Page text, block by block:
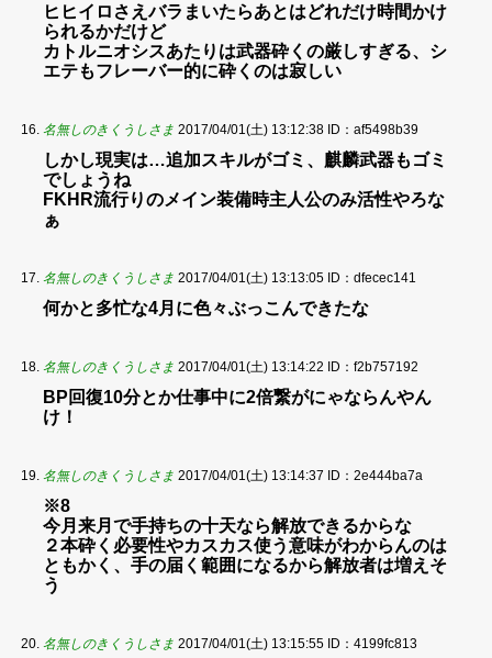
ヒヒイロさえバラまいたらあとはどれだけ時間かけ
られるかだけど
カトルニオシスあたりは武器砕くの厳しすぎる、シ
エテもフレーバー的に砕くのは寂しい
名無しのきくうしさま 2017/04/01(土) 13:12:38 ID：af5498b39
しかし現実は…追加スキルがゴミ、麒麟武器もゴミ
でしょうね
FKHR流行りのメイン装備時主人公のみ活性やろな
ぁ
名無しのきくうしさま 2017/04/01(土) 13:13:05 ID：dfecec141
何かと多忙な4月に色々ぶっこんできたな
名無しのきくうしさま 2017/04/01(土) 13:14:22 ID：f2b757192
BP回復10分とか仕事中に2倍繋がにゃならんやん
け！
名無しのきくうしさま 2017/04/01(土) 13:14:37 ID：2e444ba7a
※8
今月来月で手持ちの十天なら解放できるからな
２本砕く必要性やカスカス使う意味がわからんのは
ともかく、手の届く範囲になるから解放者は増えそ
う
名無しのきくうしさま 2017/04/01(土) 13:15:55 ID：4199fc813